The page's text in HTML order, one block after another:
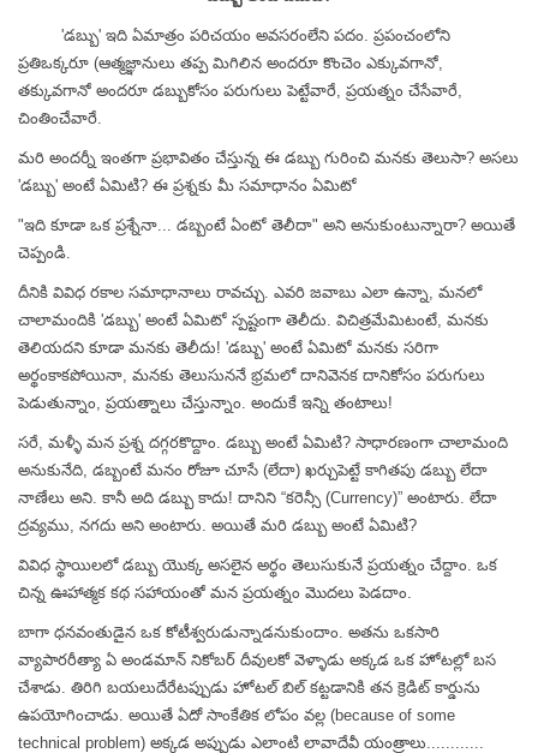
'డబ్బు' ఇది ఏమాత్రం పరిచయం అవసరంలేని పదం. ప్రపంచంలోని
ప్రతిఒక్కరూ (ఆత్మజ్ఞానులు తప్ప మిగిలిన అందరూ కొంచెం ఎక్కువగానో,
తక్కువగానో అందరూ డబ్బుకోసం పరుగులు పెట్టేవారే, ప్రయత్నం చేసేవారే,
చింతించేవారే.
మరి అందర్నీ ఇంతగా ప్రభావితం చేస్తున్న ఈ డబ్బు గురించి మనకు తెలుసా? అసలు
'డబ్బు' అంటే ఏమిటి? ఈ ప్రశ్నకు మీ సమాధానం ఏమిటో
"ఇది కూడా ఒక ప్రశ్నేనా... డబ్బంటే ఏంటో తెలీదా" అని అనుకుంటున్నారా? అయితే
చెప్పండి.
దీనికి వివిధ రకాల సమాధానాలు రావచ్చు. ఎవరి జవాబు ఎలా ఉన్నా, మనలో
చాలామందికి 'డబ్బు' అంటే ఏమిటో స్పష్టంగా తెలీదు. విచిత్రమేమిటంటే, మనకు
తెలియదని కూడా మనకు తెలీదు! 'డబ్బు' అంటే ఏమిటో మనకు సరిగా
అర్థంకాకపోయినా, మనకు తెలుసుననే భ్రమలో దానివెనక దానికోసం పరుగులు
పెడుతున్నాం, ప్రయత్నాలు చేస్తున్నాం. అందుకే ఇన్ని తంటాలు!
సరే, మళ్ళీ మన ప్రశ్న దగ్గరకొద్దాం. డబ్బు అంటే ఏమిటి? సాధారణంగా చాలామంది
అనుకునేది, డబ్బంటే మనం రోజూ చూసే (లేదా) ఖర్చుపెట్టే కాగితపు డబ్బు లేదా
నాణేలు అని. కానీ అది డబ్బు కాదు! దానిని “కరెన్సీ (Currency)” అంటారు. లేదా
ద్రవ్యము, నగదు అని అంటారు. అయితే మరి డబ్బు అంటే ఏమిటి?
వివిధ స్థాయిలలో డబ్బు యొక్క అసలైన అర్థం తెలుసుకునే ప్రయత్నం చేద్దాం. ఒక
చిన్న ఊహాత్మక కథ సహాయంతో మన ప్రయత్నం మొదలు పెడదాం.
బాగా ధనవంతుడైన ఒక కోటీశ్వరుడున్నాడనుకుందాం. అతను ఒకసారి
వ్యాపారరీత్యా ఏ అండమాన్ నికోబర్ దీవులకో వెళ్ళాడు అక్కడ ఒక హోటల్లో బస
చేశాడు. తిరిగి బయలుదేరేటప్పుడు హోటల్ బిల్ కట్టడానికి తన క్రెడిట్ కార్డును
ఉపయోగించాడు. అయితే ఏదో సాంకేతిక లోపం వల్ల (because of some
technical problem) అక్కడ అప్పుడు ఎలాంటి లావాదేవీ యంత్రాలు............